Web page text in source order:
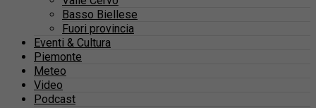
Basso Biellese
Fuori provincia
Eventi & Cultura
Piemonte
Meteo
Video
Podcast